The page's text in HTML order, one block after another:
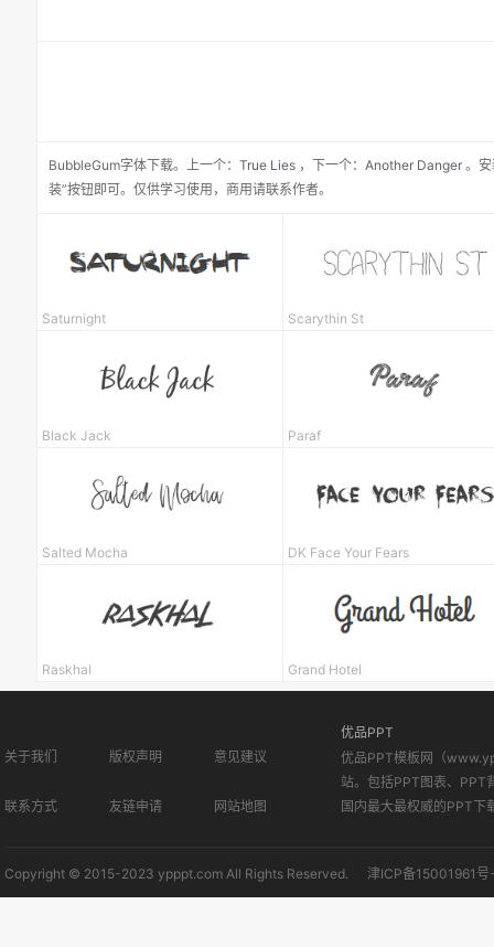
BubbleGum字体下载。 上一个： True Lies ， 下一个： Another Danger 。
装”按钮即可。仅供学习使用，商用请联系作者。
Saturnight Scarythin St
Black Jack Paraf
Salted Mocha DK Face Your Fears
Raskhal Grand Hotel
关于我们 版权声明 意见建议
联系方式 友链申请 网站地图
优品PPT
优品PPT模板网（
站。包括PPT图表、PPT
国内最大最权威的PPT下
Copyright © 2015-2023 ypppt.com All Rights Reserved. 津ICP备15001961号